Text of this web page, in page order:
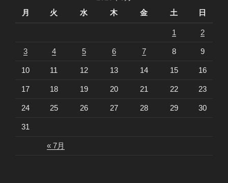
月
火 水 木 金 土 日
« 7月
1 2
3 4 5 6 7 8 9
10 11 12 13 14 15 16
17 18 19 20 21 22 23
24 25 26 27 28 29 30
31